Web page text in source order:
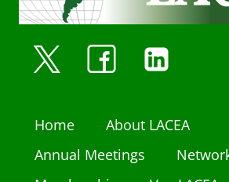
Home
About LACEA
Annual Meetings